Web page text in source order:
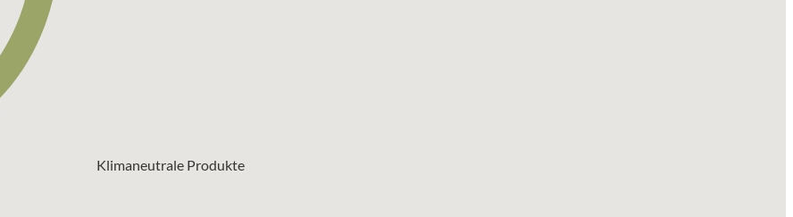
Klimaneutrale Produkte